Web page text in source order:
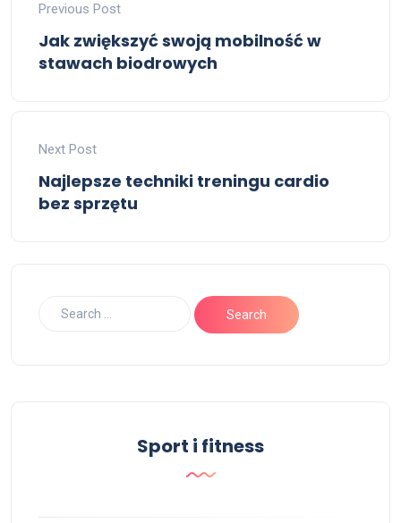
Previous Post
Jak zwiększyć swoją mobilność w
stawach biodrowych
Next Post
Najlepsze techniki treningu cardio
bez sprzętu
Sport i fitness